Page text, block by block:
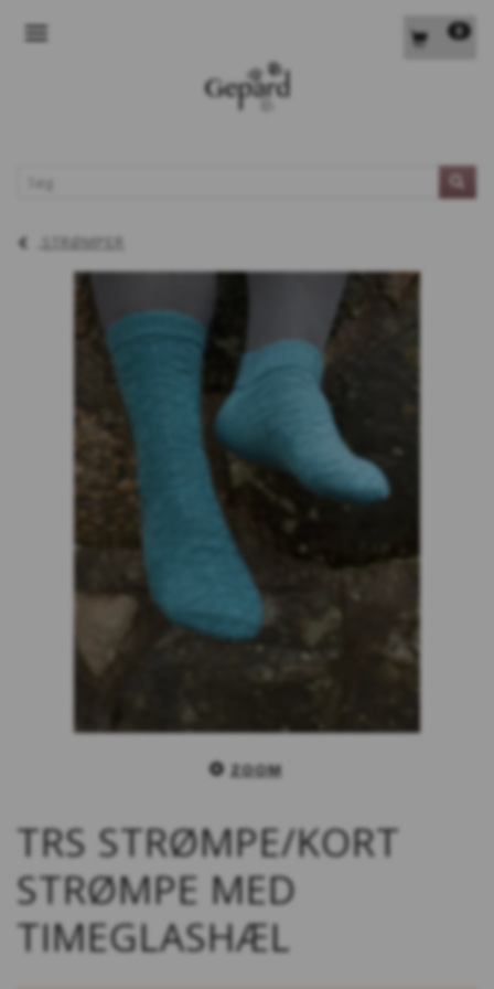
0
STRØMPER
ZOOM
TRS STRØMPE/KORT
STRØMPE MED
TIMEGLASHÆL